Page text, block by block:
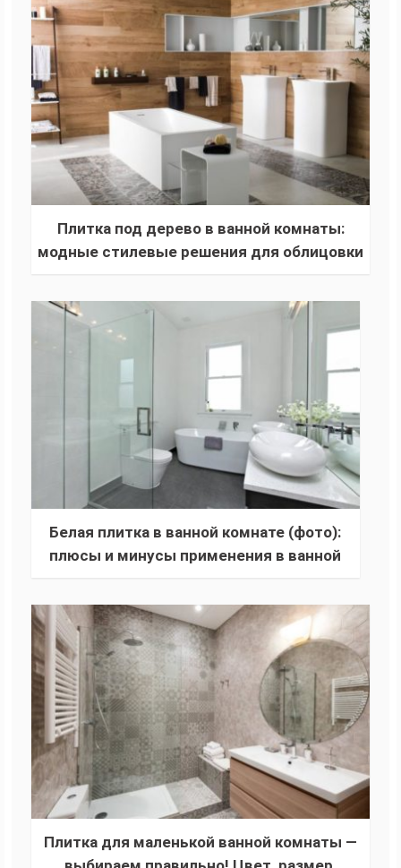
Плитка под дерево в ванной комнаты:
модные стилевые решения для облицовки
выбрать плитку?
Белая плитка в ванной комнате (фото):
плюсы и минусы применения в ванной
для отделки комнаты
Плитка для маленькой ванной комнаты —